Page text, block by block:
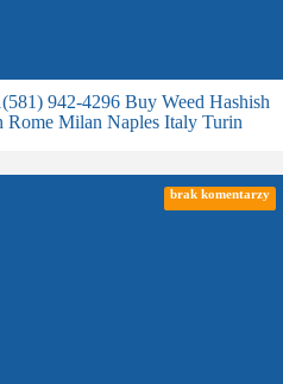
942-4296 Buy Weed Hashish
Rome Milan Naples Italy Turin
brak komentarzy